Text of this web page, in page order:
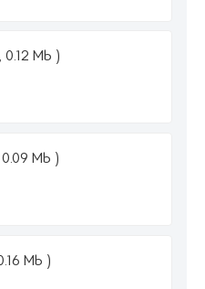
0.12 Mb )
Mb )
Mb )